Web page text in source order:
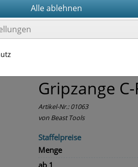
Gripzange
Artikel-Nr.:01063
von Beast Tools
Staffelpreise
Menge
ab 1